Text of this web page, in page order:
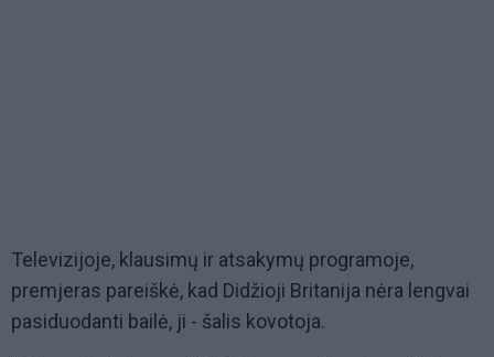
Televizijoje, klausimų ir atsakymų programoje,
premjeras pareiškė, kad Didžioji Britanija nėra lengvai
pasiduodanti bailė, ji - šalis kovotoja.